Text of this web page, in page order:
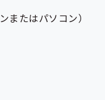
またはパソコン）